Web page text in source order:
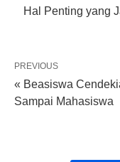
Hal Penting yang
PREVIOUS
« Beasiswa
Sampai Mahasiswa